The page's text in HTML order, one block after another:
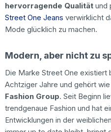
hervorragende Qualität und
Street One Jeans verwirklicht
Mode glücklich zu machen.
Modern, aber nicht zu
Die Marke Street One existiert
Achtziger Jahre und gehört
Fashion Group. Seit Beginn
trendgenaue Fashion und hat
Entwicklungen in der